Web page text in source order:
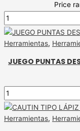
Price
Herramientas,
JUEGO PUNTAS
Herramientas,